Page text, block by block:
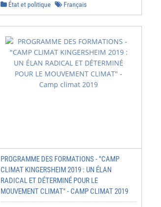
État et politique Français
PROGRAMME DES FORMATIONS - "CAMP
CLIMAT KINGERSHEIM 2019 : UN ÉLAN
RADICAL ET DÉTERMINÉ POUR LE
MOUVEMENT CLIMAT" - CAMP CLIMAT 2019